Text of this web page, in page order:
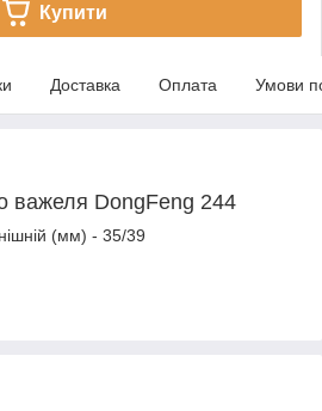
Купити
Доставка Оплата Умови
важеля DongFeng 244
(мм) - 35/39